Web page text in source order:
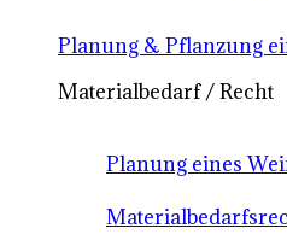
Planung & Pflanzung
Materialbedarf / Recht
Planung eines